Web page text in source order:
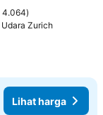
4.064
Zurich
Lihat harga